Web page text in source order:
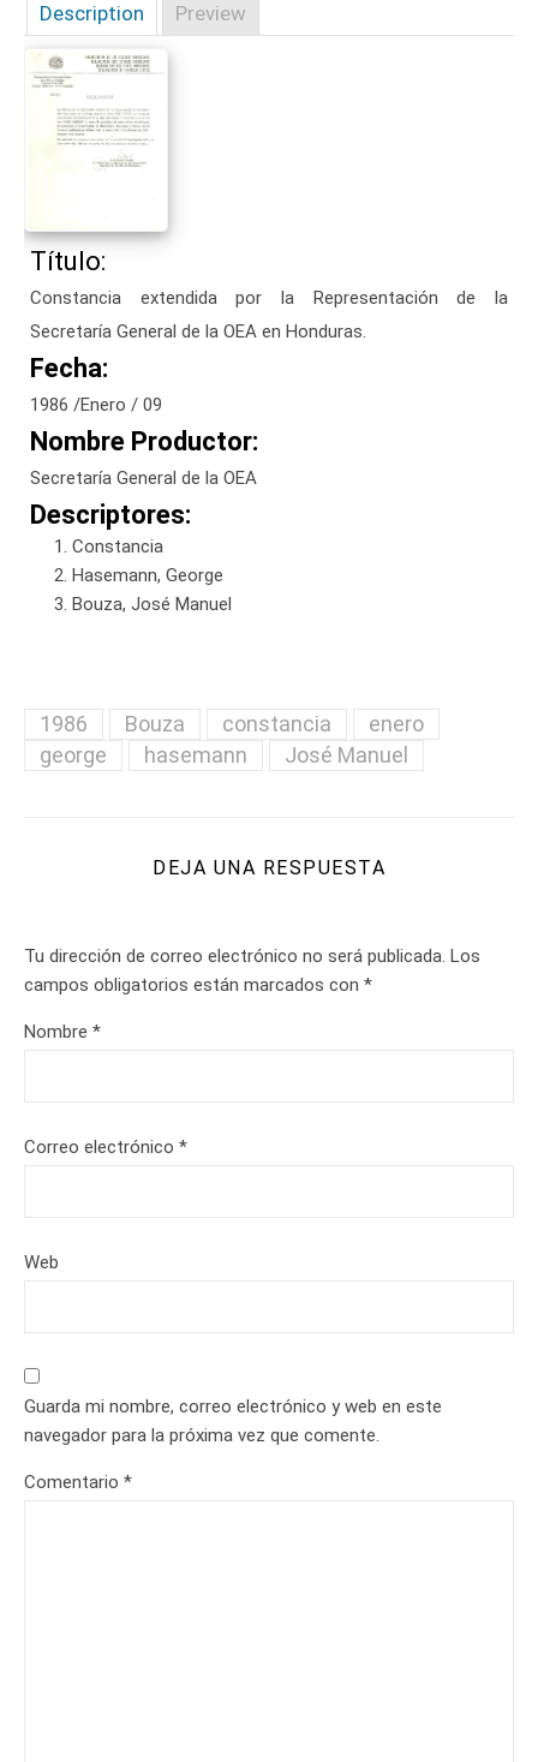
Description Preview
Título:
Constancia extendida por la Representación de la
Secretaría General de la OEA en Honduras.
Fecha:
1986 /Enero / 09
Nombre Productor:
Secretaría General de la OEA
Descriptores:
Constancia
Hasemann, George
Bouza, José Manuel
1986 Bouza constancia
enero
george
hasemann José Manuel
DEJA UNA RESPUESTA
Tu dirección de correo electrónico no será publicada. Los
campos obligatorios están marcados con *
Nombre *
Correo electrónico *
Web
Guarda mi nombre, correo electrónico y web en este
navegador para la próxima vez que comente.
Comentario *